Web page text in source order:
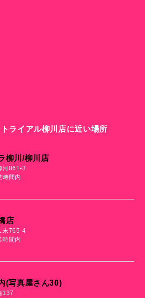
ライアル柳川店に近い場所
柳川/柳川店
河861-3
時間内
店
末765-4
時間内
(写真屋さん30)
137